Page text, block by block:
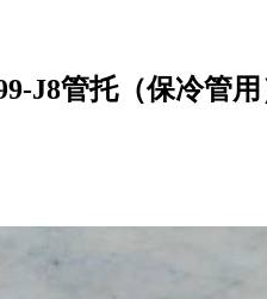
J8管托（保冷管